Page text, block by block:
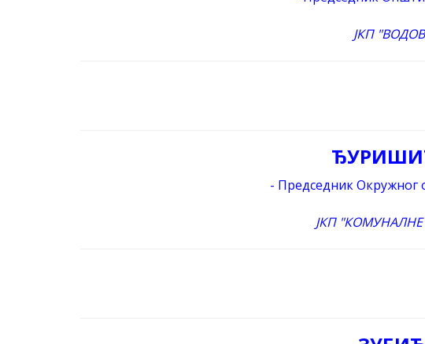
ЈКП
- Председник Окружног
ЈКП